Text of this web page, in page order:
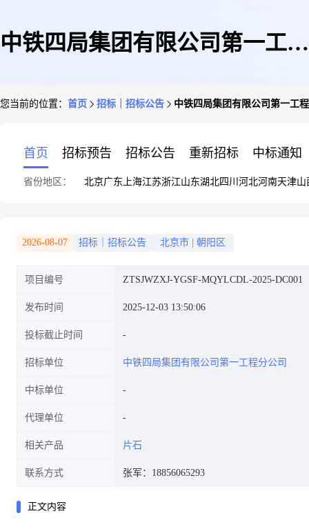
中铁四局集团有限公司第一工程
您当前的位置： 首页 招标｜招标公告 中铁四局集团有限公司第一工
首页 招标预告 招标公告 重新招标 中标通知
省份地区： 北京广东 上海江苏浙江山东湖北四川 河北河南天津山
2026-08-07 招标｜招标公告 北京市 朝阳区
项目编号 ZTSJWZXJ-YGSF-MQYLCDL-2025-DC001
发布时间 2025-12-03 13:50:06
投标截止时间
招标单位 中铁四局集团有限公司第一工程分公司
中标单位
代理单位
相关产品 片石
联系方式 张军：18856065293
正文内容